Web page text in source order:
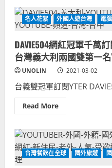
單！
日
籍
旅
日
本
網
路
名
人
完
整
盤
目
錄！
灣
網
咖
外
人
愛！
歐
日
老
外
影
片
驚
吧
包
廂
舒
適
名人花絮 外國人遊台灣 電
DAVIE504網紅冠軍千萬
台灣義大利兩國雙第一名
UNOLIN 2021-03-02
台義雙冠軍訂閱YTER
Read MoreRead
more
網
紅
冠
軍
千
台灣餐飲在全球 國外旅遊